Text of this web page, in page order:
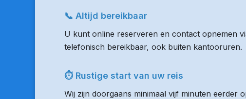
📞 Altijd bereikbaar
U kunt online reserveren en contact opnemen
telefonisch bereikbaar, ook buiten kantooruren.
⏱ Rustige start van uw reis
Wij zijn doorgaans minimaal vijf minuten eerder